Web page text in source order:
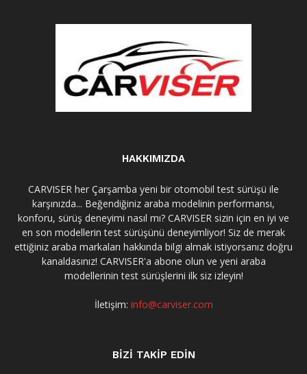
HAKKIMIZDA
CARVISER her Çarşamba yeni bir otomobil test sürüşü ile
karşınızda... Beğendiğiniz araba modelinin performansı,
konforu, sürüş deneyimi nasıl mı? CARVISER sizin için en iyi ve
en son modellerin test sürüşünü deneyimliyor! Siz de merak
ettiğiniz araba markaları hakkında bilgi almak istiyorsanız doğru
kanaldasınız! CARVISER'a abone olun ve yeni araba
modellerinin test sürüşlerini ilk siz izleyin!
İletişim: info@carviser.com
BİZİ TAKİP EDİN